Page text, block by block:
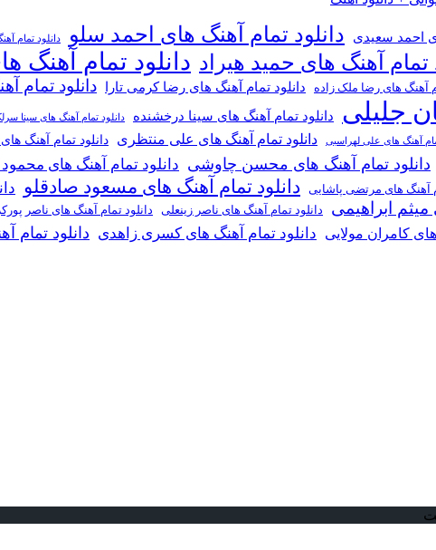
احمد سعیدی دانلود تمام آهنگ های احمد سلو دانلود تمام
تمام آهنگ های حمید هیراد دانلود تمام آهنگ
آهنگ های رضا ملک زاده دانلود تمام آهنگ های رضا کرمی تارا دانلود تمام
جلیلی دانلود تمام آهنگ های سینا درخشنده دانلود تمام آهنگ های سینا
آهنگ های علی لهراسبی دانلود تمام آهنگ های علی منتظری دانلود تمام آهنگ
دانلود تمام آهنگ های محسن چاوشی دانلود تمام آهنگ های
آهنگ های مرتضی پاشایی دانلود تمام آهنگ های مسعود صادقلو
میثم ابراهیمی دانلود تمام آهنگ های ناصر زینعلی دانلود تمام آهنگ های ناصر
های کامران مولایی دانلود تمام آهنگ های کسری زاهدی دانلود تمام